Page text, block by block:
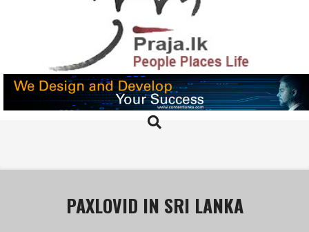
PRAJA.LK
Search
PAXLOVID IN SRI LANKA